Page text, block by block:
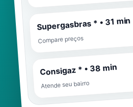
Supergasbras * • 31 min
Compare preços
Consigaz * • 38 min
Atende seu bairro